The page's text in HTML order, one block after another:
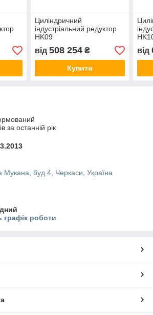
Циліндричний
індустріальний редуктор
HK09
від 508 254₴
Купити
від
за останній рік
Мукана, буд 4, Черкаси, Україна
графік роботи